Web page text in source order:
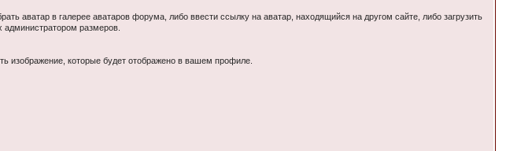
аватар в галерее аватаров форума, либо ввести ссылку на аватар, находящийся на другом сайте, либо загрузить
размеров.
изображение, которые будет отображено в вашем профиле.